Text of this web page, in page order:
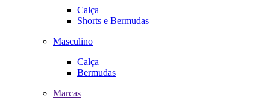
Calça
Shorts e Bermudas
Masculino
Calça
Bermudas
Marcas